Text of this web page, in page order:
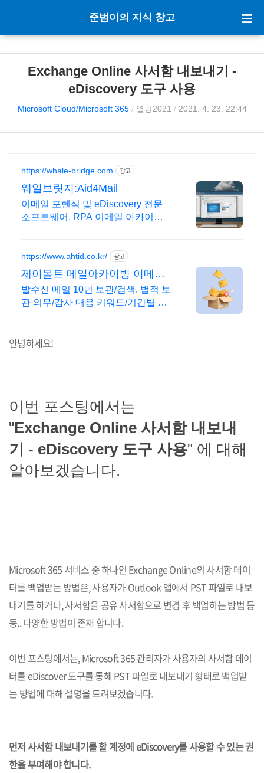
준범이의 지식 창고
Exchange Online 사서함 내보내기 -
eDiscovery 도구 사용
Microsoft Cloud/Microsoft 365 / 열공2021 / 2021. 4. 23. 22:44
https://whale-bridge.com 광고
웨일브릿지:Aid4Mail
이메일 포렌식 및 eDiscovery 전문
소프트웨어, RPA 이메일 아카이빙
https://www.ahtid.co.kr/ 광고
제이볼트 메일아카이빙 이메일
감사 자동화
발수신 메일 10년 보관/검색. 법적 보
관 의무/감사 대응 키워드/기간별 메
안녕하세요!
이번 포스팅에서는
"Exchange Online 사서함 내보내
기 - eDiscovery 도구 사용" 에 대해
알아보겠습니다.
Microsoft 365 서비스 중 하나인 Exchange Online의 사서함 데이
터를 백업받는 방법은, 사용자가 Outlook 앱에서 PST 파일로 내보
내기를 하거나, 사서함을 공유 사서함으로 변경 후 백업하는 방법 등
등.. 다양한 방법이 존재 합니다.
이번 포스팅에서는, Microsoft 365 관리자가 사용자의 사서함 데이
터를 eDiscover 도구를 통해 PST 파일로 내보내기 형태로 백업받
는 방법에 대해 설명을 드려보겠습니다.
먼저 사서함 내보내기를 할 계정에 eDiscovery를 사용할 수 있는 권
한을 부여해야 합니다.